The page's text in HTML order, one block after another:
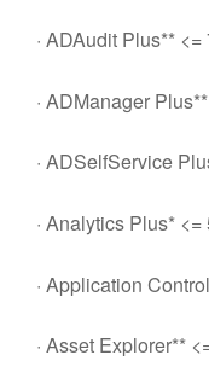
· ADAudit Plus** <=
· ADManager
· ADSelfService
· Analytics Plus* <=
· Application
· Asset Explorer**